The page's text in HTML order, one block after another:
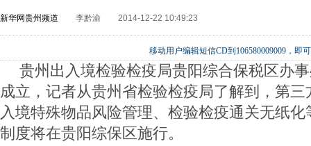
新华网贵州频道 李黔渝 2014-12-22 10:49:23
移动用户编辑短信CD到106580009009，即
贵州出入境检验检疫局贵阳综合保税区办
成立，记者从贵州省检验检疫局了解到，第
入境特殊物品风险管理、检验检疫通关无纸
制度将在贵阳综保区施行。